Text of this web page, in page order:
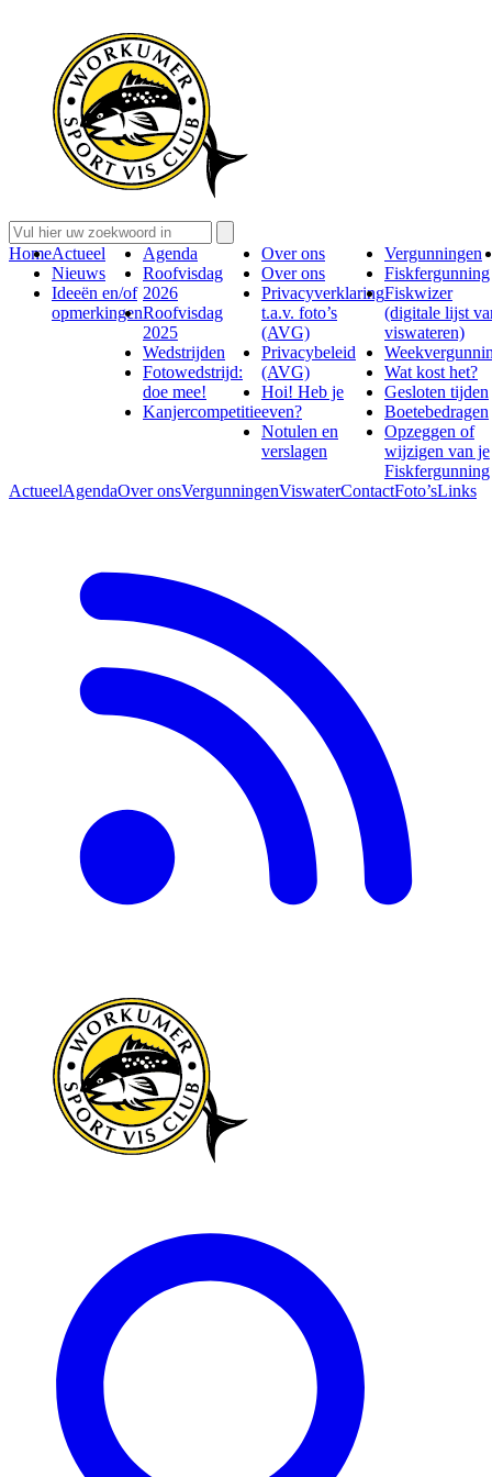
HomeActueel
Nieuws
Ideeën en/of
opmerkingen
Agenda
Roofvisdag
2026
Roofvisdag
2025
Wedstrijden
Fotowedstrijd:
doe mee!
Kanjercompetitie
Over ons
Over ons
Privacyverklaring
t.a.v. foto’s
(AVG)
Privacybeleid
(AVG)
Hoi! Heb je
even?
Notulen en
verslagen
Vergunningen
Fiskfergunning
Fiskwizer
(digitale lijst
viswateren)
Wat kost het?
Gesloten tijden
Boetebedragen
Opzeggen of
wijzigen van je
Fiskfergunning
ActueelAgendaOver onsVergunningenViswaterContactFoto’sLinks